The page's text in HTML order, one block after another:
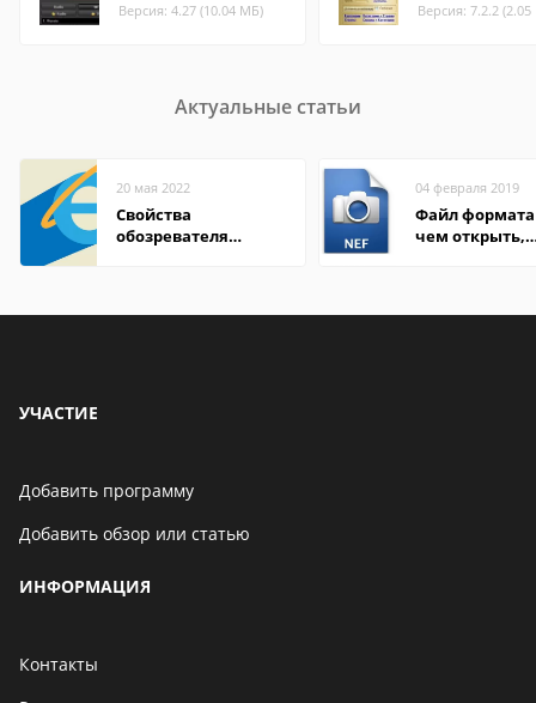
Версия: 4.27 (10.04 МБ) Версия: 7.2.2
Актуальные статьи
20 мая 2022
Свойства
обозревателя
04 февраля 2019
Файл формата
чем открыть,
УЧАСТИЕ
Добавить программу
Добавить обзор или статью
ИНФОРМАЦИЯ
Контакты